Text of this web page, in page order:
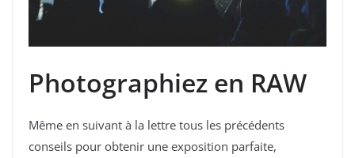
Photographiez en RAW
Même en suivant à la lettre tous les précédents
conseils pour obtenir une exposition parfaite,